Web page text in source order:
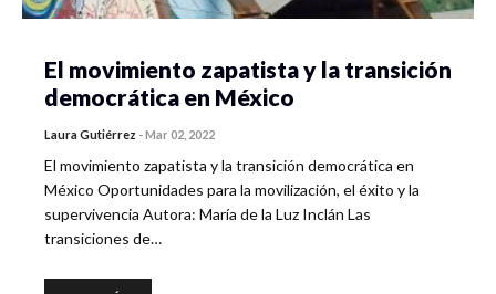
El movimiento zapatista y la transición
democrática en México
Laura Gutiérrez -Mar 02, 2022
El movimiento zapatista y la transición democrática en
México Oportunidades para la movilización, el éxito y la
supervivencia Autora: María de la Luz Inclán Las
transiciones de…